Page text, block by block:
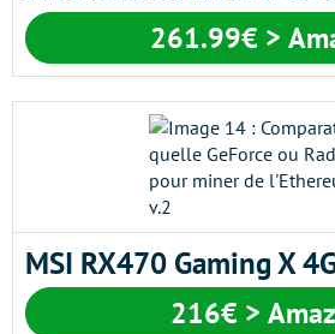
261.99€ >
MSI RX470 Gaming X
216€ >